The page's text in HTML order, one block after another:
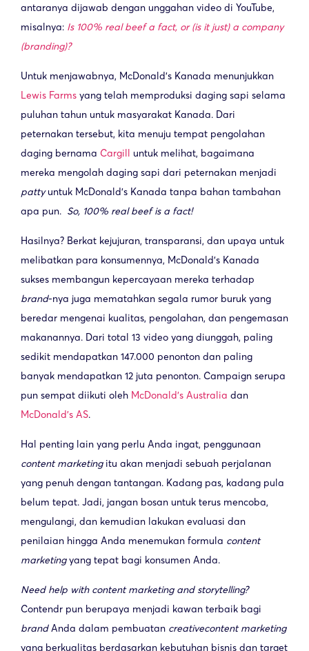
antaranya dijawab dengan unggahan video di YouTube,
misalnya: Is 100% real beef a fact, or (is it just) a company
(branding)?
Untuk menjawabnya, McDonald’s Kanada menunjukkan
Lewis Farms yang telah memproduksi daging sapi selama
puluhan tahun untuk masyarakat Kanada. Dari
peternakan tersebut, kita menuju tempat pengolahan
daging bernama Cargill untuk melihat, bagaimana
mereka mengolah daging sapi dari peternakan menjadi
pattyuntuk McDonald's Kanada tanpa bahan tambahan
apa pun. So, 100% real beef is a fact!
Hasilnya? Berkat kejujuran, transparansi, dan upaya untuk
melibatkan para konsumennya, McDonald’s Kanada
sukses membangun kepercayaan mereka terhadap
brand-nya juga mematahkan segala rumor buruk yang
beredar mengenai kualitas, pengolahan, dan pengemasan
makanannya. Dari total 13 video yang diunggah, paling
sedikit mendapatkan 147.000 penonton dan paling
banyak mendapatkan 12 juta penonton. Campaign serupa
pun sempat diikuti oleh McDonald’s Australia dan
McDonald’s AS.
Hal penting lain yang perlu Anda ingat, penggunaan
content marketingitu akan menjadi sebuah perjalanan
yang penuh dengan tantangan. Kadang pas, kadang pula
belum tepat. Jadi, jangan bosan untuk terus mencoba,
mengulangi, dan kemudian lakukan evaluasi dan
penilaian hingga Anda menemukan formula content
marketingyang tepat bagi konsumen Anda.
Need help with content marketing and storytelling?
Contendr pun berupaya menjadi kawan terbaik bagi
brandAnda dalam pembuatan creativecontent marketing
yang berkualitas berdasarkan kebutuhan bisnis dan target